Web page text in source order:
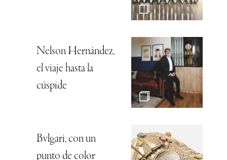
Nelson Hernández,
el viaje hasta la
cúspide
Bvlgari, con un
punto de color